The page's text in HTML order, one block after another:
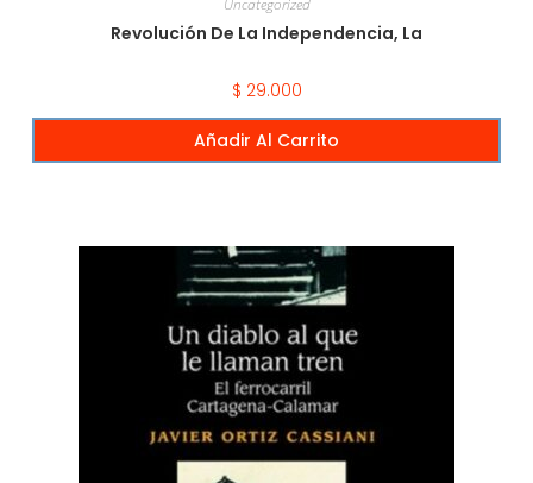
Uncategorized
Revolución De La Independencia, La
$ 29.000
Añadir Al Carrito